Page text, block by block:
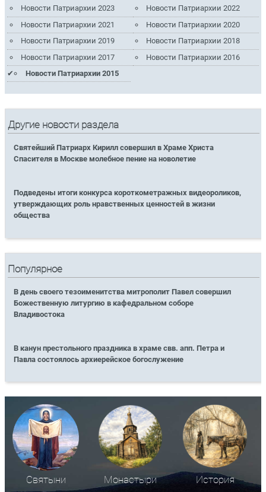
Новости Патриархии 2023
Новости Патриархии 2022
Новости Патриархии 2021
Новости Патриархии 2020
Новости Патриархии 2019
Новости Патриархии 2018
Новости Патриархии 2017
Новости Патриархии 2016
Новости Патриархии 2015
Другие новости раздела
Святейший Патриарх Кирилл совершил в Храме Христа
Спасителя в Москве молебное пение на новолетие
Подведены итоги конкурса короткометражных видеороликов,
утверждающих роль нравственных ценностей в жизни
общества
Популярное
В день своего тезоименитства митрополит Павел совершил
Божественную литургию в кафедральном соборе
Владивостока
В канун престольного праздника в храме свв. апп. Петра и
Павла состоялось архиерейское богослужение
Святыни Монастыри История